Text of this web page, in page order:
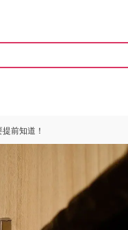
前知道！